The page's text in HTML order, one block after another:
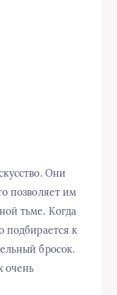
Они
позволяет им
тьме. Когда
подбирается к
бросок.
очень